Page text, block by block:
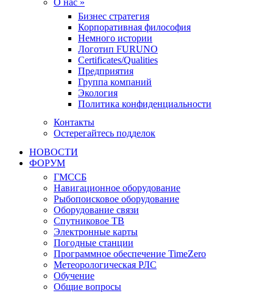
Бизнес стратегия
Корпоративная философия
Немного истории
Логотип FURUNO
Certificates/Qualities
Предприятия
Группа компаний
Экология
Политика конфиденциальности
Контакты
Остерегайтесь подделок
НОВОСТИ
ФОРУМ
ГМССБ
Навигационное оборудование
Рыбопоисковое оборудование
Оборудование связи
Спутниковое ТВ
Электронные карты
Погодные станции
Программное обеспечение TimeZero
Метеорологическая РЛС
Обучение
Общие вопросы